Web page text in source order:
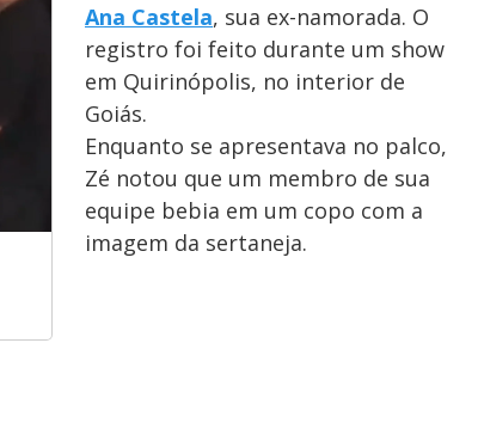
Ana Castela, sua ex-namorada. O
registro foi feito durante um show
em Quirinópolis, no interior de
Goiás.
Enquanto se apresentava no palco,
Zé notou que um membro de sua
equipe bebia em um copo com a
imagem da sertaneja.